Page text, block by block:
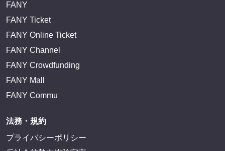
FANY
FANY Ticket
FANY Online Ticket
FANY Channel
FANY Crowdfunding
FANY Mall
FANY Commu
法務・規約
プライバシーポリシー